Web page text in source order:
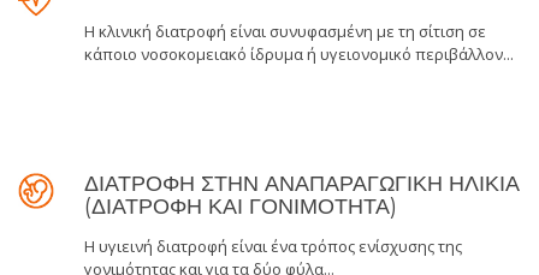
Η κλινική διατροφή είναι συνυφασμένη με τη σίτιση σε
κάποιο νοσοκομειακό ίδρυμα ή υγειονομικό περιβάλλον...
ΔΙΑΤΡΟΦΗ ΣΤΗΝ ΑΝΑΠΑΡΑΓΩΓΙΚΗ ΗΛΙΚΙΑ
(ΔΙΑΤΡΟΦΗ ΚΑΙ ΓΟΝΙΜΟΤΗΤΑ)
H υγιεινή διατροφή είναι ένα τρόπος ενίσχυσης της
γονιμότητας και για τα δύο φύλα...